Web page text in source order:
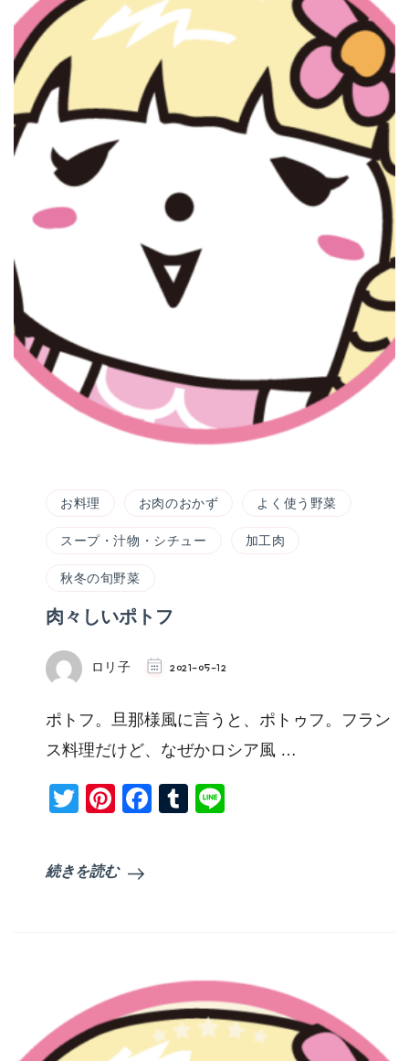
お料理 お肉のおかず よく使う野菜
スープ・汁物・シチュー 加工肉
秋冬の旬野菜
肉々しいポトフ
ロリ子 2021-05-12
ポトフ。旦那様風に言うと、ポトゥフ。フラン
ス料理だけど、なぜかロシア風 …
TwitterPinterest
Facebook
Tumblr
続きを読む